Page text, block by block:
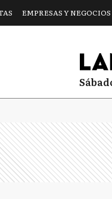
EMPRESAS Y NEGOCIOS